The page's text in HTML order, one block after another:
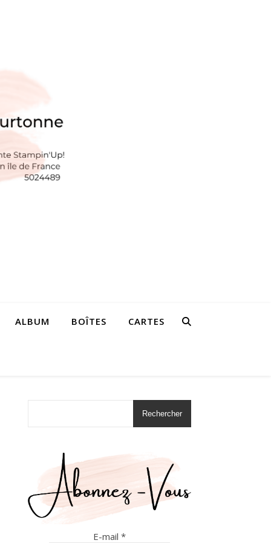
ALBUM BOÎTES CARTES
Rechercher
E-mail *